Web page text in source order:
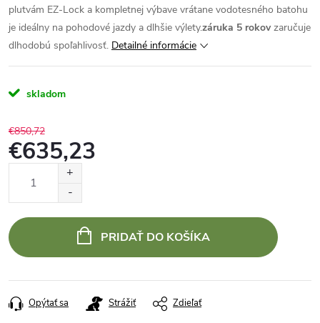
plutvám EZ-Lock a kompletnej výbave vrátane vodotesného batohu
je ideálny na pohodové jazdy a dlhšie výlety.záruka 5 rokovzaručuje
dlhodobú spoľahlivosť. Detailné informácie
skladom
€850,72
€635,23
PRIDAŤ DO KOŠÍKA
Opýtať sa Strážiť Zdieľať